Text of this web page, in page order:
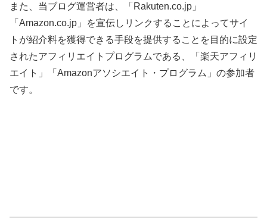
また、当ブログ運営者は、「Rakuten.co.jp」
「Amazon.co.jp」を宣伝しリンクすることによってサイ
トが紹介料を獲得できる手段を提供することを目的に設定
されたアフィリエイトプログラムである、「楽天アフィリ
エイト」「Amazonアソシエイト・プログラム」の参加者
です。